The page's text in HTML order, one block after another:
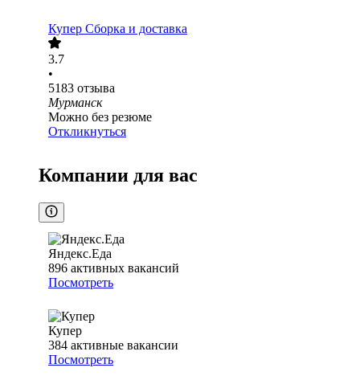
Купер Сборка и доставка
3.7
•
5183 отзыва
Мурманск
Можно без резюме
Откликнуться
Компании для вас
Яндекс.Еда
896 активных вакансий
Посмотреть
Купер
384 активные вакансии
Посмотреть